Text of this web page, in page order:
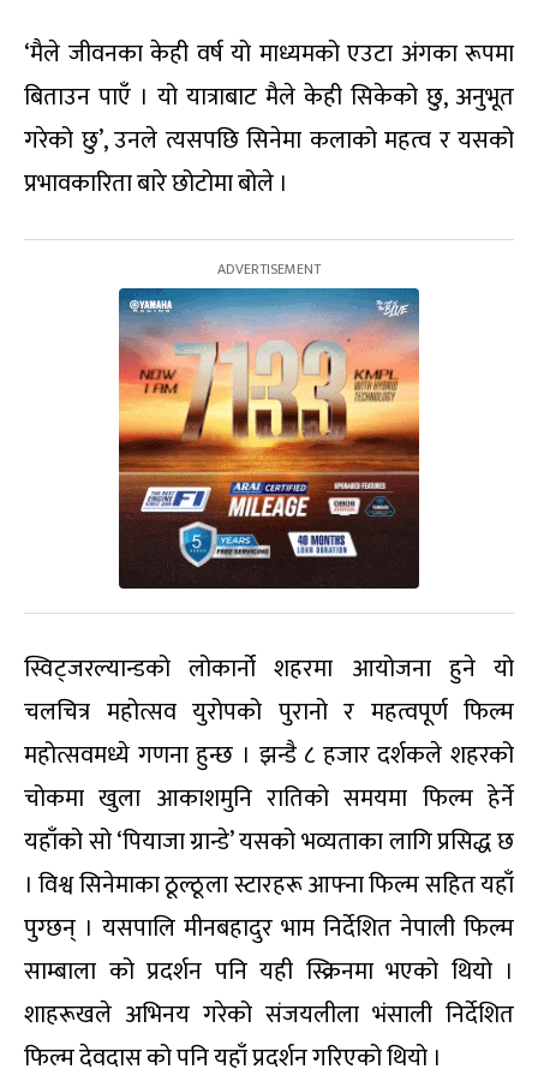
‘मैले जीवनका केही वर्ष यो माध्यमको एउटा अंगका रूपमा
बिताउन पाएँ । यो यात्राबाट मैले केही सिकेको छु, अनुभूत
गरेको छु’, उनले त्यसपछि सिनेमा कलाको महत्व र यसको
प्रभावकारिता बारे छोटोमा बोले ।
स्विट्जरल्यान्डको लोकार्नो शहरमा आयोजना हुने यो
चलचित्र महोत्सव युरोपको पुरानो र महत्वपूर्ण फिल्म
महोत्सवमध्ये गणना हुन्छ । झन्डै ८ हजार दर्शकले शहरको
चोकमा खुला आकाशमुनि रातिको समयमा फिल्म हेर्ने
यहाँको सो ‘पियाजा ग्रान्डे’ यसको भव्यताका लागि प्रसिद्ध छ
। विश्व सिनेमाका ठूल्ठूला स्टारहरू आफ्ना फिल्म सहित यहाँ
पुग्छन् । यसपालि मीनबहादुर भाम निर्देशित नेपाली फिल्म
साम्बाला को प्रदर्शन पनि यही स्क्रिनमा भएको थियो ।
शाहरूखले अभिनय गरेको संजयलीला भंसाली निर्देशित
फिल्म देवदास को पनि यहाँ प्रदर्शन गरिएको थियो ।